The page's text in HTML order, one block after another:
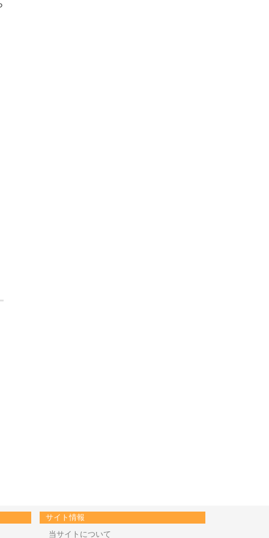
サイト情報
当サイトについて